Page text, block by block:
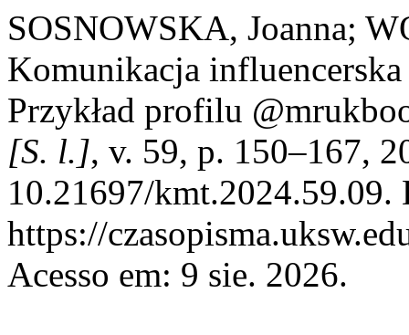
SOSNOWSKA, Joanna;
Komunikacja
Przykład profilu
[S. l.], v. 59, p. 150–167,
10.21697/kmt.2024.59.09.
https://
Acesso em: 9 sie. 2026.